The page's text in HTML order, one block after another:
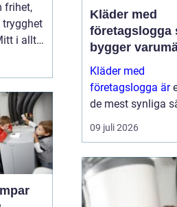
frihet,
trygghet
i allt
Kläder med
företagslogga
bygger
vardagen
Kläder med
företagslogga är
de mest synliga
att visa upp ett
varumärke i
företag använder
09 juli 2026